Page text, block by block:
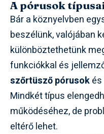
A pórusok
Bár a köznyelvben
beszélünk, valójában
különböztethetünk
funkciókkal és
szőrtüsző pórusokés
Mindkét típus
működéséhez, de
eltérő lehet.